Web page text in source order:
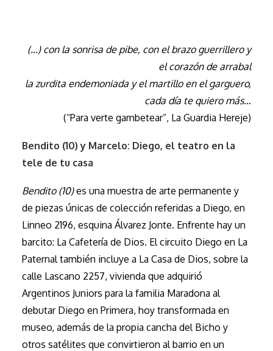
(…) con la sonrisa de pibe, con el brazo guerrillero y
el corazón de arrabal
la zurdita endemoniada y el martillo en el garguero,
cada día te quiero más…
(“Para verte gambetear”, La Guardia Hereje)
Bendito (10) y Marcelo: Diego, el teatro en la
tele de tu casa
Bendito (10)es una muestra de arte permanente y
de piezas únicas de colección referidas a Diego, en
Linneo 2196, esquina Álvarez Jonte. Enfrente hay un
barcito: La Cafetería de Dios. El circuito Diego en La
Paternal también incluye a La Casa de Dios, sobre la
calle Lascano 2257, vivienda que adquirió
Argentinos Juniors para la familia Maradona al
debutar Diego en Primera, hoy transformada en
museo, además de la propia cancha del Bicho y
otros satélites que convirtieron al barrio en un